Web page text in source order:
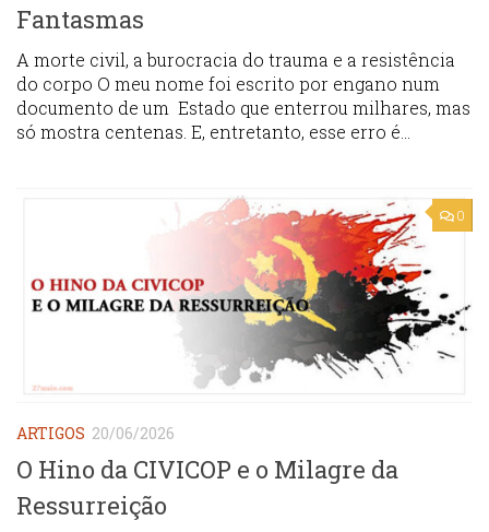
Fantasmas
A morte civil, a burocracia do trauma e a resistência
do corpo O meu nome foi escrito por engano num
documento de um Estado que enterrou milhares, mas
só mostra centenas. E, entretanto, esse erro é...
0
ARTIGOS 20/06/2026
O Hino da CIVICOP e o Milagre da
Ressurreição